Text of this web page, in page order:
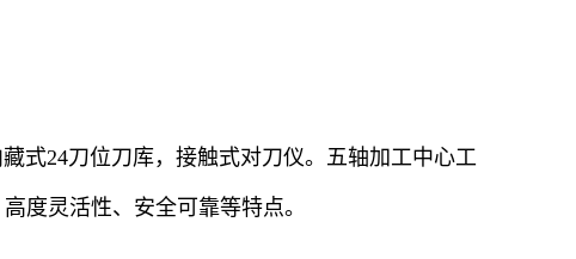
式24刀位刀库，接触式对刀仪。五轴加工中心工
度灵活性、安全可靠等特点。